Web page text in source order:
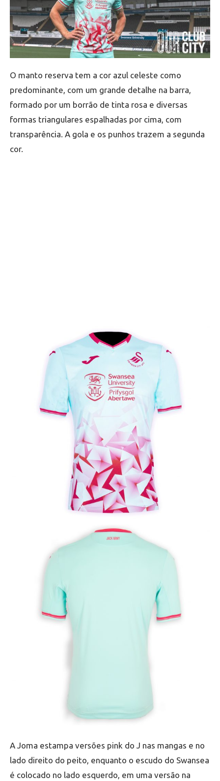
O manto reserva tem a cor azul celeste como
predominante, com um grande detalhe na barra,
formado por um borrão de tinta rosa e diversas
formas triangulares espalhadas por cima, com
transparência. A gola e os punhos trazem a segunda
cor.
A Joma estampa versões pink do J nas mangas e no
lado direito do peito, enquanto o escudo do Swansea
é colocado no lado esquerdo, em uma versão na